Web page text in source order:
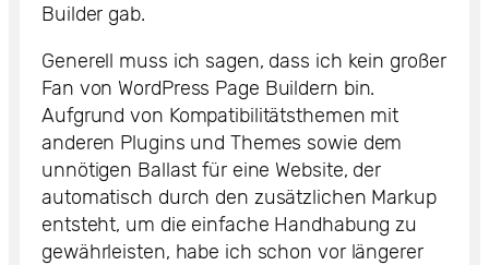
Builder gab.
Generell muss ich sagen, dass ich kein großer
Fan von WordPress Page Buildern bin.
Aufgrund von Kompatibilitätsthemen mit
anderen Plugins und Themes sowie dem
unnötigen Ballast für eine Website, der
automatisch durch den zusätzlichen Markup
entsteht, um die einfache Handhabung zu
gewährleisten, habe ich schon vor längerer